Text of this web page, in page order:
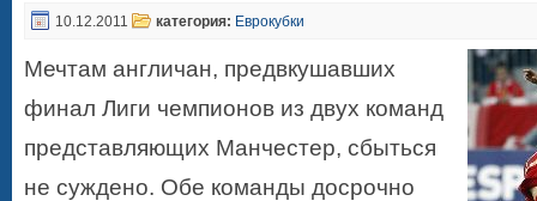
10.12.2011 категория: Еврокубки
Мечтам англичан, предвкушавших
финал Лиги чемпионов из двух команд
представляющих Манчестер, сбыться
не суждено. Обе команды досрочно